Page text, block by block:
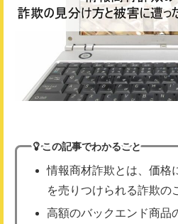
この記事でわかること
情報商材詐欺とは、価格
を売りつけられる詐欺の
高額のバックエンド商品